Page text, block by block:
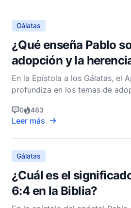
Gálatas
¿Qué enseña Pablo
adopción y la
En la Epístola a los Gálatas, el
profundiza en los temas de
transformación que ocurre en la
a través de la fe en Jesucristo.
particularmente prominentes
0 483
Leer más
Gálatas
¿Cuál es el
6:4 en la Biblia?